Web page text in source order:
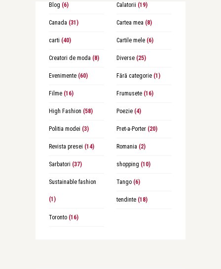
Blog (6) Calatorii (19)
Canada (31) Cartea mea (8)
carti (40) Cartile mele(6)
Creatori de moda (8) Diverse(25)
Evenimente(60) Fără categorie(1)
Filme(16) Frumusete(16)
High Fashion (58) Poezie(4)
Politia modei (3) Pret-a-Porter(20)
Revista presei (14) Romania (2)
Sarbatori (37) shopping (10)
Sustainable fashion
(1)
Tango(6)
tendinte(18)
Toronto(16)